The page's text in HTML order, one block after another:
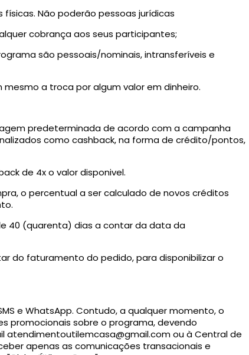
Não poderão pessoas jurídicas
cobrança aos seus participantes;
são pessoais/nominais, intransferíveis e
a troca por algum valor em dinheiro.
predeterminada de acordo com a campanha
como cashback, na forma de crédito/pontos,
de 4x o valor disponivel.
o percentual a ser calculado de novos créditos
40 (quarenta) dias a contar da data da
do faturamento do pedido, para disponibilizar o
e WhatsApp. Contudo, a qualquer momento, o
promocionais sobre o programa, devendo
atendimentoutilemcasa@gmail.comou à Central de
apenas as comunicações transacionais e